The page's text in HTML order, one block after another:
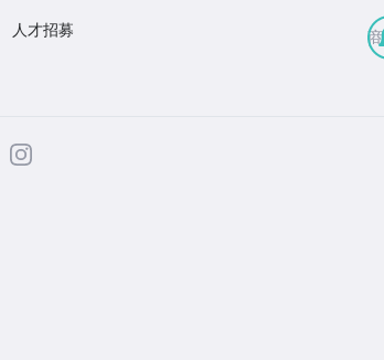
人才招募
facebook